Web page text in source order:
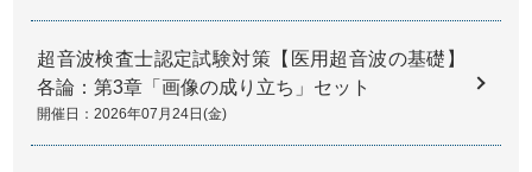
超音波検査士認定試験対策【医用超音波の基礎】
各論：第3章「画像の成り立ち」セット
開催日：2026年07月24日(金)